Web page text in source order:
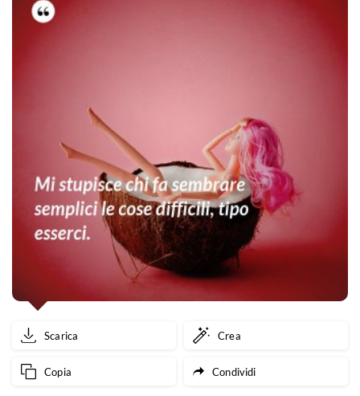
Scarica Crea
Copia Condividi